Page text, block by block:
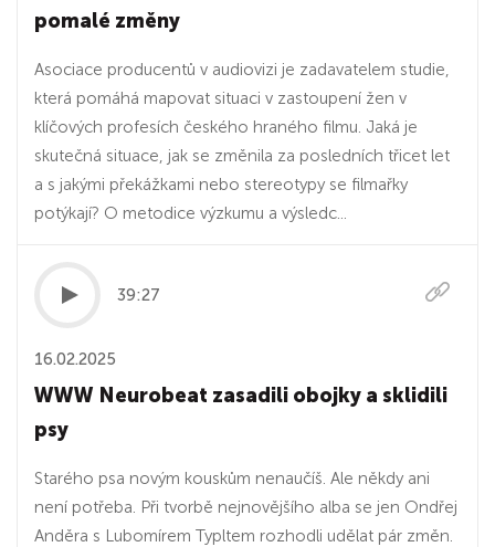
pomalé změny
Asociace producentů v audiovizi je zadavatelem studie,
která pomáhá mapovat situaci v zastoupení žen v
klíčových profesích českého hraného filmu. Jaká je
skutečná situace, jak se změnila za posledních třicet let
a s jakými překážkami nebo stereotypy se filmařky
potýkají? O metodice výzkumu a výsledc...
39:27
16.02.2025
WWW Neurobeat zasadili obojky a sklidili
psy
Starého psa novým kouskům nenaučíš. Ale někdy ani
není potřeba. Při tvorbě nejnovějšího alba se jen Ondřej
Anděra s Lubomírem Typltem rozhodli udělat pár změn.